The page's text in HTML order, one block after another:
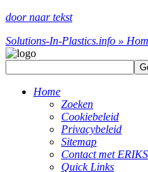
door naar tekst
Solutions-In-Plastics.info »
Home
Zoeken
Cookiebeleid
Privacybeleid
Sitemap
Contact met ERIKS
Quick Links